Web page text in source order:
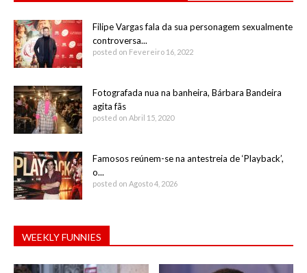
Filipe Vargas fala da sua personagem sexualmente
controversa...
posted on Fevereiro 16, 2022
Fotografada nua na banheira, Bárbara Bandeira
agita fãs
posted on Abril 15, 2020
Famosos reúnem-se na antestreia de ‘Playback’,
o...
posted on Agosto 4, 2026
WEEKLY FUNNIES